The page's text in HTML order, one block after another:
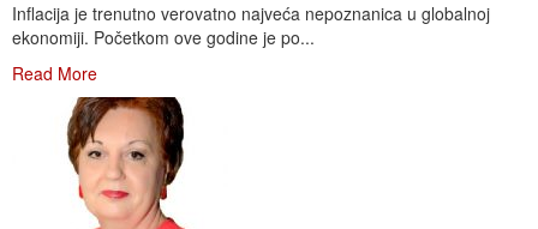
Inflacija je trenutno verovatno najveća nepoznanica u globalnoj
ekonomiji. Početkom ove godine je po...
Read More